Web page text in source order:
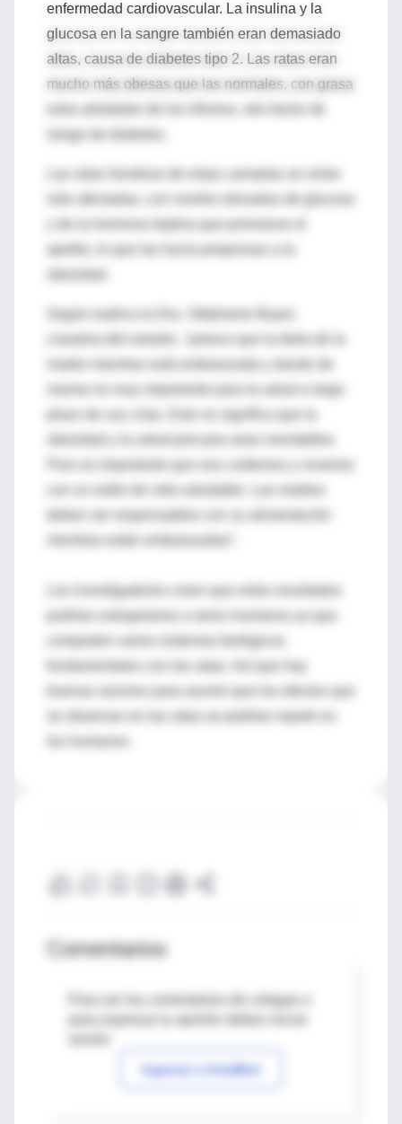
enfermedad cardiovascular. La insulina y la
glucosa en la sangre también eran demasiado
altas, causa de diabetes tipo 2. Las ratas eran
mucho más obesas que las normales, con grasa
riesgo de diabetes.
apetito, lo que las hacía propensas a la
Según explica la Dra. Stéphanie Bayol,
mamar es muy importante para la salud a largo
plazo de sus crías. Esto no significa que la
Pero es importante que nos cuidemos y vivamos
Los investigadores creen que estos resultados
podrían extrapolarse a seres humanos ya que
comparten varios sistemas biológicos
Comentarios
Para ver los comentarios de colegas o
Ingresar a IntraMed